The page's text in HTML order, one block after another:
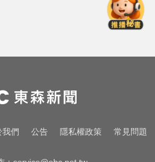
發癢？李祖寧自曝半
揭保骨與增肌兩大救
守季線 6檔列處置股
我們 公告 隱私權政策 常見問題